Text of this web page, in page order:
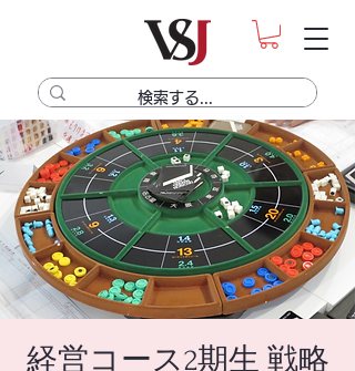
経営コース2期生 戦略